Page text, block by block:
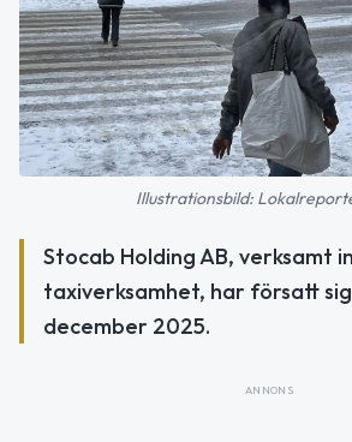
Illustrationsbild:
Stocab Holding AB, verksamt
taxiverksamhet, har försatt
december 2025.
ANNONS